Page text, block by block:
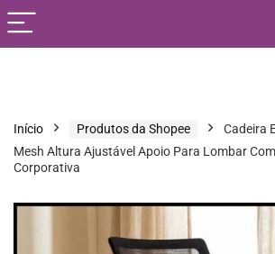
Início Produtos da Shopee
Cadeira
Mesh Altura Ajustável Apoio Para Lombar
Corporativa